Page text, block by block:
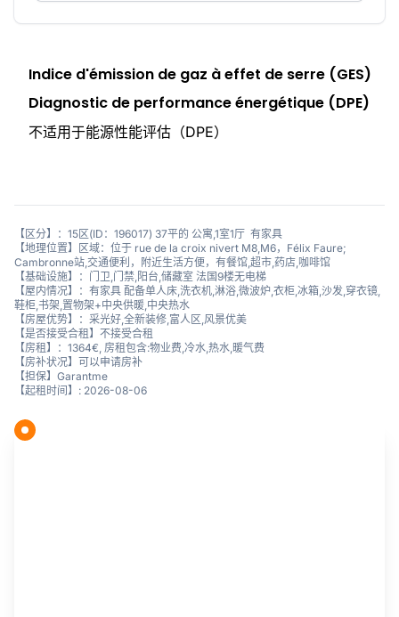
Indice d'émission de gaz à effet de serre (GES)
Diagnostic de performance énergétique (DPE)
不适用于能源性能评估（DPE）
【区分】：15区(ID：196017) 37平的 公寓,1室1厅 有家具
【地理位置】区域：位于 rue de la croix nivert M8,M6，Félix Faure;
Cambronne站,交通便利，附近生活方便，有餐馆,超市,药店,咖啡馆
【基础设施】：门卫,门禁,阳台,储藏室 法国9楼无电梯
【屋内情况】：有家具 配备单人床,洗衣机,淋浴,微波炉,衣柜,冰箱,沙发,穿衣镜,
鞋柜,书架,置物架+中央供暖,中央热水
【房屋优势】：采光好,全新装修,富人区,风景优美
【是否接受合租】不接受合租
【房租】：1364€, 房租包含:物业费,冷水,热水,暖气费
【房补状况】可以申请房补
【担保】Garantme
【起租时间】: 2026-08-06